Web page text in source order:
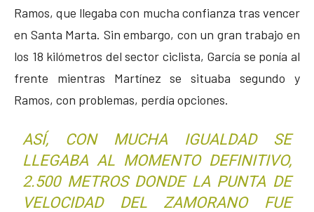
Ramos, que llegaba con mucha confianza tras vencer
en Santa Marta. Sin embargo, con un gran trabajo en
los 18 kilómetros del sector ciclista, García se ponía al
frente mientras Martínez se situaba segundo y
Ramos, con problemas, perdía opciones.
ASÍ, CON MUCHA IGUALDAD SE
LLEGABA AL MOMENTO DEFINITIVO,
2.500 METROS DONDE LA PUNTA DE
VELOCIDAD DEL ZAMORANO FUE